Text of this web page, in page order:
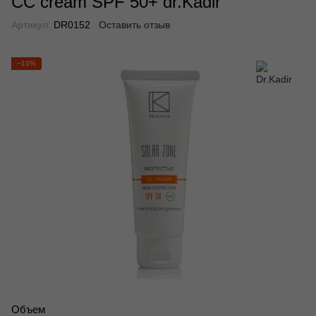
Артикул: DR0152 Оставить отзыв
−10%
Объем